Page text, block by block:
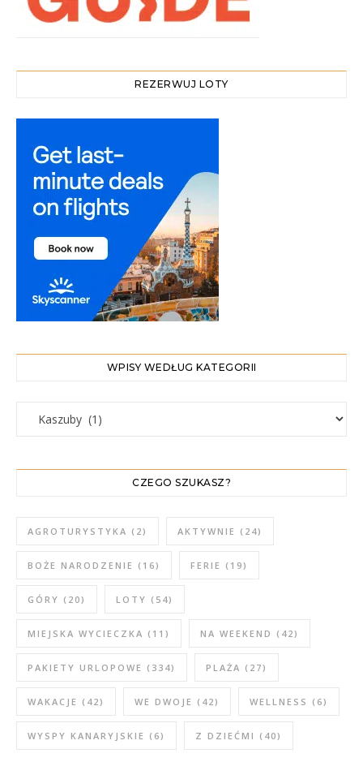
REZERWUJ LOTY
WPISY WEDŁUG KATEGORII
WPISY WEDŁUG KATEGORII
CZEGO SZUKASZ?
AGROTURYSTYKA (2) AKTYWNIE (24)
BOŻE NARODZENIE (16) FERIE (19)
GÓRY (20) LOTY (54)
MIEJSKA WYCIECZKA (11) NA WEEKEND (42)
PAKIETY URLOPOWE (334) PLAŻA (27)
WAKACJE (42) WE DWOJE (42) WELLNESS (6)
WYSPY KANARYJSKIE (6) Z DZIEĆMI (40)